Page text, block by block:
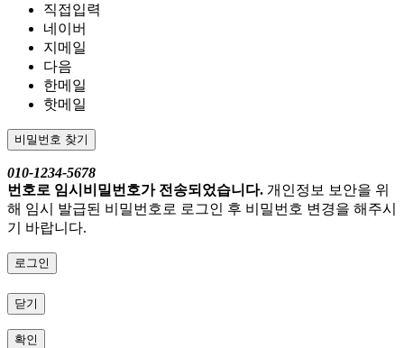
직접입력
네이버
지메일
다음
한메일
핫메일
비밀번호 찾기
010-1234-5678
번호로 임시비밀번호가 전송되었습니다. 개인정보 보안을 위
해 임시 발급된 비밀번호로 로그인 후 비밀번호 변경을 해주시
기 바랍니다.
로그인
닫기
확인